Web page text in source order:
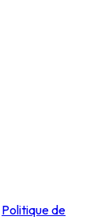
Politique de